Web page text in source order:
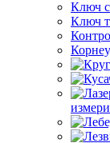
Ключ
Ключ